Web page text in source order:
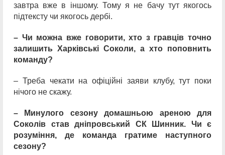
завтра вже в іншому. Тому я не бачу тут якогось
підтексту чи якогось дербі.
– Чи можна вже говорити, хто з гравців точно
залишить Харківські Соколи, а хто поповнить
команду?
– Треба чекати на офіційні заяви клубу, тут поки
нічого не скажу.
– Минулого сезону домашньою ареною для
Соколів став дніпровський СК Шинник. Чи є
розуміння, де команда гратиме наступного
сезону?